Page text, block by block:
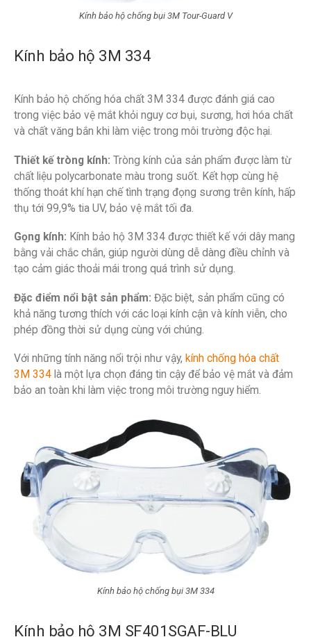
Kính bảo hộ chống bụi 3M Tour-Guard V
Kính bảo hộ 3M 334
Kính bảo hộ chống hóa chất 3M 334 được đánh giá cao
trong việc bảo vệ mắt khỏi nguy cơ bụi, sương, hơi hóa chất
và chất văng bắn khi làm việc trong môi trường độc hại.
Thiết kế tròng kính: Tròng kính của sản phẩm được làm từ
chất liệu polycarbonate màu trong suốt. Kết hợp cùng hệ
thống thoát khí hạn chế tình trạng đọng sương trên kính, hấp
thụ tới 99,9% tia UV, bảo vệ mắt tối đa.
Gọng kính: Kính bảo hộ 3M 334 được thiết kế với dây mang
bằng vải chắc chắn, giúp người dùng dễ dàng điều chỉnh và
tạo cảm giác thoải mái trong quá trình sử dụng.
Đặc điểm nổi bật sản phẩm: Đặc biệt, sản phẩm cũng có
khả năng tương thích với các loại kính cận và kính viễn, cho
phép đồng thời sử dụng cùng với chúng.
Với những tính năng nổi trội như vậy, kính chống hóa chất
3M 334 là một lựa chọn đáng tin cậy để bảo vệ mắt và đảm
bảo an toàn khi làm việc trong môi trường nguy hiểm.
Kính bảo hộ chống bụi 3M 334
Kính bảo hộ 3M SF401SGAF-BLU